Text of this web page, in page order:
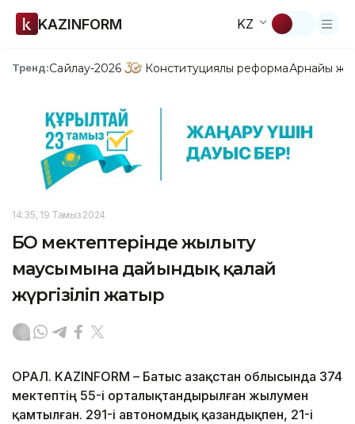
KAZINFORM KZ
Тренд:Сайлау-2026 Конституциялық реформаАрнайы
14:35, 19 Тамыз 2024
БҚО мектептерінде жылыту
маусымына дайындық қалай
жүргізіліп жатыр
ОРАЛ. KAZINFORM – Батыс Қазақстан облысында 374
мектептің 55-і орталықтандырылған жылумен
қамтылған. 291-і автономдық қазандықпен, 21-і